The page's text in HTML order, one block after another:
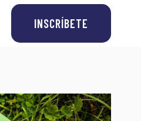
INSCRÍBETE